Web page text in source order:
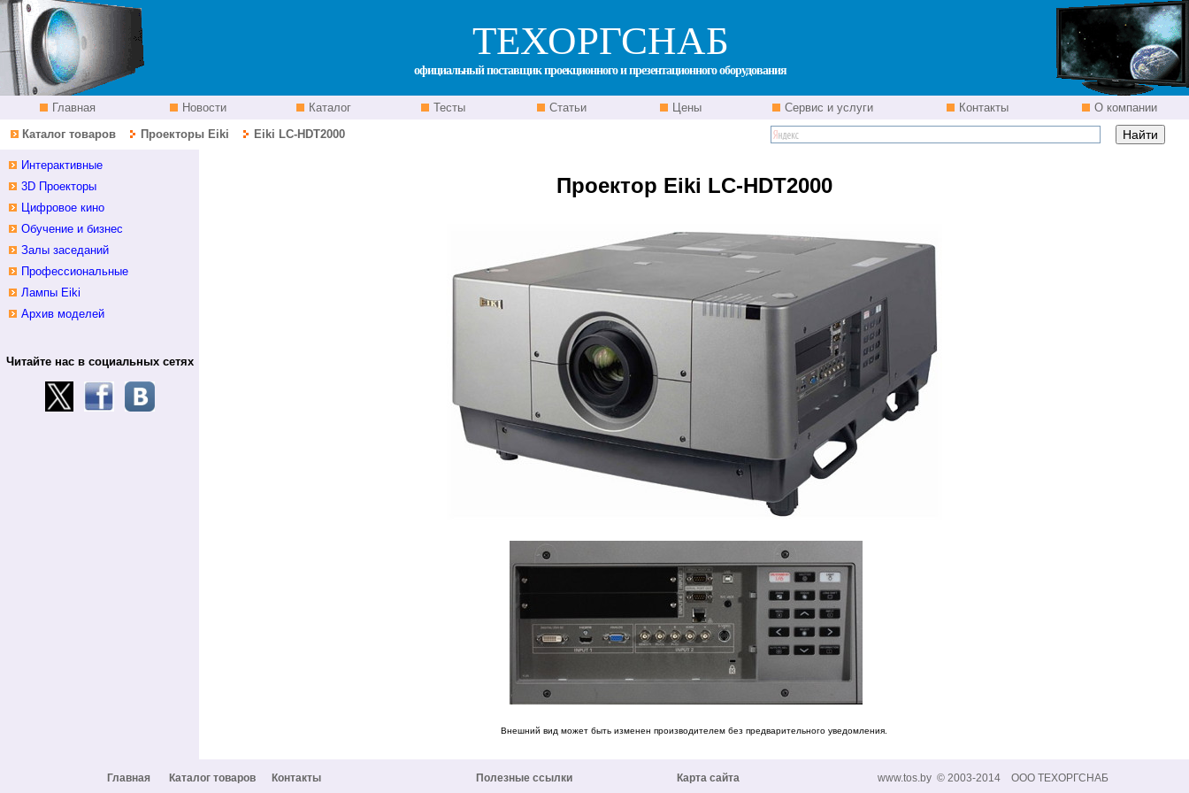
ТЕХОРГСНАБ
официальный поставщик проекционного и презентационного оборудования
Главная Новости Каталог Тесты Статьи Цены Сервис и услуги Контакты
О компании
Каталог товаров
Проекторы Eiki Eiki LC-HDT2000
Проектор Eiki LC-HDT2000
Внешний вид может быть изменен производителем без предварительного уведомления.
Интерактивные
3D Проекторы
Цифровое кино
Обучение и бизнес
Залы заседаний
Профессиональные
Лампы Eiki
Архив моделей
Читайте нас в социальных сетях
Главная Каталог товаров Контакты Полезные ссылки Карта сайта www.tos.by © 2003-2014 ООО ТЕХОРГСНАБ